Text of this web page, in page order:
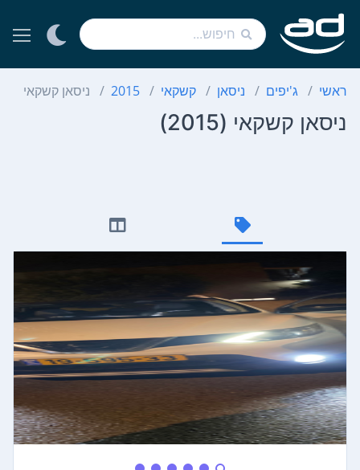
ראשי ג'יפים ניסאן קשקאי 2015 ניסאן קשקאי
ניסאן קשקאי (2015)